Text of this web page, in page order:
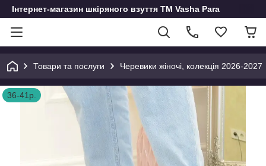
Інтернет-магазин шкіряного взуття ТМ Vasha Para
Товари та послуги Черевики жіночі, колекція 2026-2027
36-41р.